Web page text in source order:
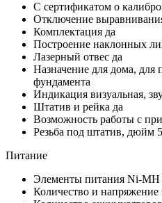
С сертификатом о
Отключение
Комплектация да
Построение наклонных
Лазерный отвес да
Назначение для дома, для
фундамента
Индикация визуальная,
Штатив и рейка да
Возможность работы с
Резьба под штатив, дюйм
Питание
Элементы питания Ni-MH
Количество и напряжение